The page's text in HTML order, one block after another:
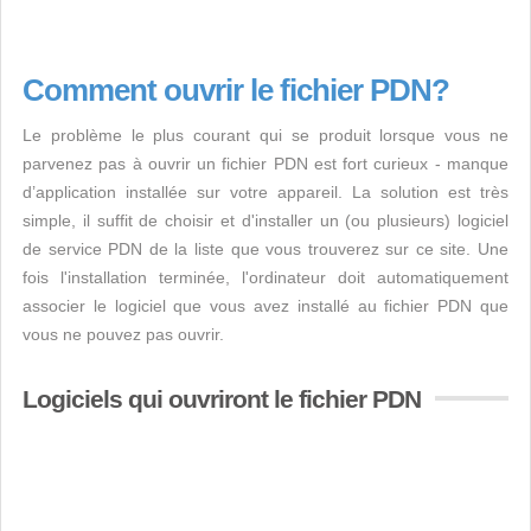
Comment ouvrir le fichier PDN?
Le problème le plus courant qui se produit lorsque vous ne
parvenez pas à ouvrir un fichier PDN est fort curieux - manque
d’application installée sur votre appareil. La solution est très
simple, il suffit de choisir et d'installer un (ou plusieurs) logiciel
de service PDN de la liste que vous trouverez sur ce site. Une
fois l'installation terminée, l'ordinateur doit automatiquement
associer le logiciel que vous avez installé au fichier PDN que
vous ne pouvez pas ouvrir.
Logiciels qui ouvriront le fichier PDN